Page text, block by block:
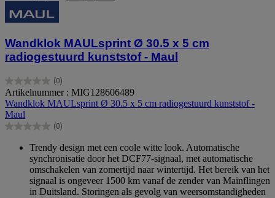
Wandklok MAULsprint Ø 30.5 x 5 cm
radiogestuurd kunststof - Maul
(0)
0.0
van
de
5
sterren.
Artikelnummer : MIG128606489
Wandklok MAULsprint Ø 30.5 x 5 cm radiogestuurd kunststof -
Maul
(0)
0.0
sterren.
Trendy design met een coole witte look. Automatische
synchronisatie door het DCF77-signaal, met automatische
omschakelen van zomertijd naar wintertijd. Het bereik van het
signaal is ongeveer 1500 km vanaf de zender van Mainflingen
in Duitsland. Storingen als gevolg van weersomstandigheden